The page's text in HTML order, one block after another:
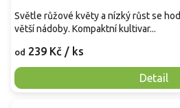
od 239 Kč / ks
Detail
Světle růžové květy a nízký růst se
větší nádoby. Kompaktní kultivar...